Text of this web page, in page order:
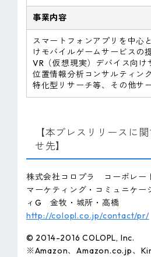
事業内容
スマートフォンアプリを中心
けモバイルゲームサービスの
VR（仮想現実）デバイス向け
位置情報分析コンサルティン
特化型リサーチ等、その他サ
【本プレスリリースに
せ先】
株式会社コロプラ コーポレー
マーケティング・コミュニケ
ィG 金牧・城所・高橋
http://colopl.co.jp/contact/pr/
© 2014-2016 COLOPL, Inc.
※Amazon、Amazon.co.jp、